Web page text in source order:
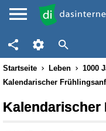
Startseite Leben 1000
Kalendarischer
Kalendarischer